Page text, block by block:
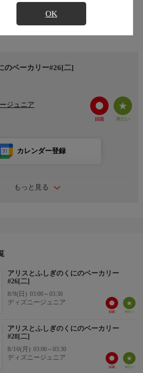
OK
のベーカリー#26[二]
ジュニア
もっと見る
カレンダー登録
ことができ、友だちや家族を結びつける
アリスとふしぎのくにのベーカリー
#26[二]
8/9(日) 03:00～03:30
ディズニージュニア
アリスとふしぎのくにのベーカリー
#28[二]
8/10(月) 03:00～03:30
ディズニージュニア